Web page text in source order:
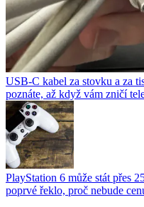
USB-C kabel za stovku a za
poznáte, až když vám zničí
PlayStation 6 může stát přes
poprvé řeklo, proč nebude